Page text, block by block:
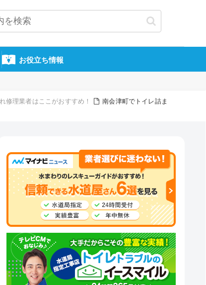
お役立ち情報
修理業者はここがおすすめ！
南会津町でトイレ詰ま